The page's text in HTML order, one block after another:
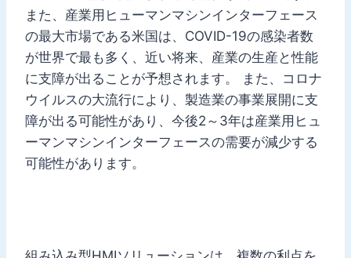
また、産業用ヒューマンマシンインターフェース
の最大市場である米国は、COVID-19の感染者数
が世界で最も多く、近い将来、産業の生産と性能
に支障が出ることが予想されます。 また、コロナ
ウイルスの大流行により、製造業の事業展開に支
障が出る可能性があり、今後2～3年は産業用ヒュ
ーマンマシンインターフェースの需要が減少する
可能性があります。